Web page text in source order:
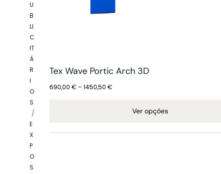
U
B
LI
C
IT
Á
R
I
O
S
/
E
X
P
O
S
Tex Wave Portic Arch 3D
690,00 € –1450,50 €
Ver opções